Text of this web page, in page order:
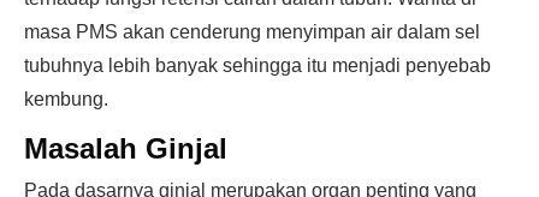
masa PMS akan cenderung menyimpan air dalam sel
tubuhnya lebih banyak sehingga itu menjadi penyebab
kembung.
Masalah Ginjal
Pada dasarnya ginjal merupakan organ penting yang